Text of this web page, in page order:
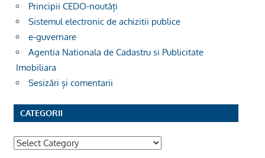
Principii CEDO-noutăți
Sistemul electronic de achizitii publice
e-guvernare
Agentia Nationala de Cadastru si Publicitate
Imobiliara
Sesizări și comentarii
CATEGORII
Categorii